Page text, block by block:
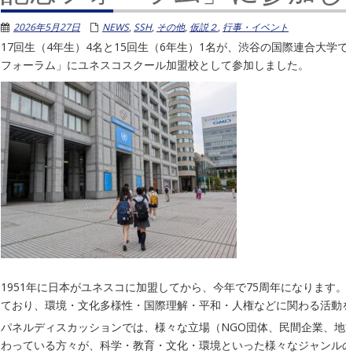
2026年5月27日 NEWS, SSH, その他, 仮説２, 行事・イベント
17回生（4年生）4名と15回生（6年生）1名が、渋谷の国際連合大学
フォーラム」にユネスコスクール加盟校として参加しました。
1951年に日本がユネスコに加盟してから、今年で75周年になります
ており、環境・文化多様性・国際理解・平和・人権などに関わる活動
パネルディスカッションでは、様々な立場（NGO団体、民間企業、
わっている方々が、科学・教育・文化・環境といった様々なジャン